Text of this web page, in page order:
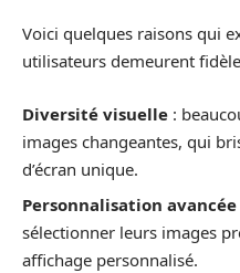
Voici quelques raisons qui
utilisateurs demeurent
Diversité visuelle :
images changeantes, qui
d’écran unique.
Personnalisation avancée
sélectionner leurs images
affichage personnalisé.